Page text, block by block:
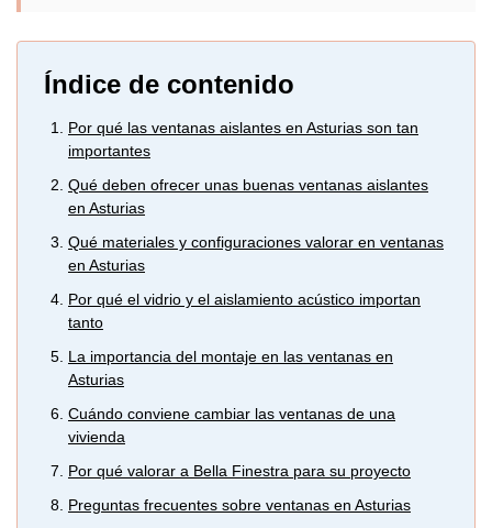
Índice de contenido
Por qué las ventanas aislantes en Asturias son tan
importantes
Qué deben ofrecer unas buenas ventanas aislantes
en Asturias
Qué materiales y configuraciones valorar en ventanas
en Asturias
Por qué el vidrio y el aislamiento acústico importan
tanto
La importancia del montaje en las ventanas en
Asturias
Cuándo conviene cambiar las ventanas de una
vivienda
Por qué valorar a Bella Finestra para su proyecto
Preguntas frecuentes sobre ventanas en Asturias